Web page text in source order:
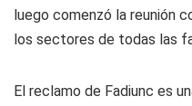
luego comenzó la reunión
los sectores de todas las
El reclamo de Fadiunc es